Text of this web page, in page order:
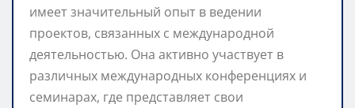
имеет значительный опыт в ведении
проектов, связанных с международной
деятельностью. Она активно участвует в
различных международных конференциях и
семинарах, где представляет свои